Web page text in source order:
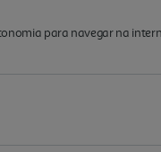
para navegar na